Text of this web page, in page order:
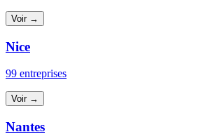
Voir →
Nice
99 entreprises
Voir →
Nantes